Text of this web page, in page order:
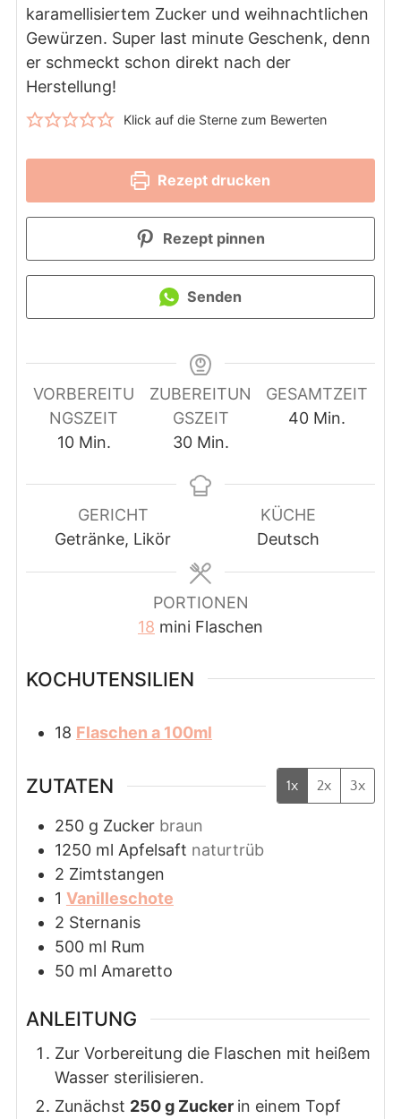
karamellisiertem Zucker und weihnachtlichen
Gewürzen. Super last minute Geschenk, denn
er schmeckt schon direkt nach der
Herstellung!
Klick auf die Sterne zum Bewerten
Rezept drucken
Rezept pinnen
Senden
VORBEREITU
NGSZEIT
10Minuten
Min.
ZUBEREITUN
GSZEIT
30Minuten
Min.
GESAMTZEIT
40Minuten
Min.
GERICHT
Getränke, Likör
KÜCHE
Deutsch
PORTIONEN
18 mini Flaschen
KOCHUTENSILIEN
18 Flaschen a 100ml
ZUTATEN 1x 2x 3x
250 g Zucker braun
1250 ml Apfelsaft naturtrüb
2 Zimtstangen
1 Vanilleschote
2 Sternanis
500 ml Rum
50 ml Amaretto
ANLEITUNG
Zur Vorbereitung die Flaschen mit heißem
Wasser sterilisieren.
Zunächst 250 g Zucker in einem Topf